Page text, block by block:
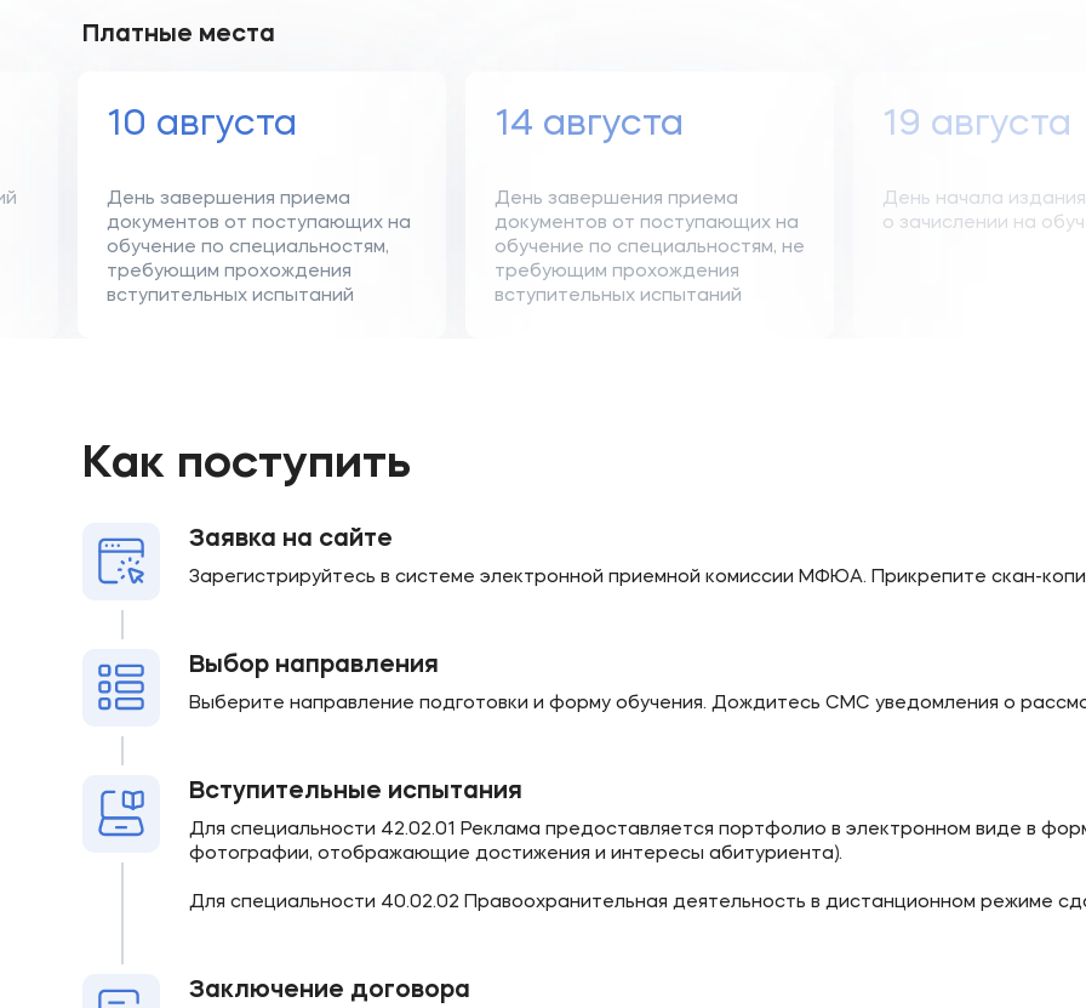
Платные места
10 августа
День завершения приема
документов от поступающих на
обучение по специальностям,
требующим прохождения
вступительных испытаний
14 августа
День завершения приема
документов от поступающих на
обучение по специальностям, не
требующим прохождения
вступительных испытаний
19 августа
День начала
о зачислении на
Как поступить
Заявка на сайте
Зарегистрируйтесь в системе электронной приемной комиссии МФЮА. Прикрепите скан-
Выбор направления
Выберите направление подготовки и форму обучения. Дождитесь СМС уведомления о
Вступительные испытания
Для специальности 42.02.01 Реклама предоставляется портфолио в электронном виде в
фотографии, отображающие достижения и интересы абитуриента).
Для специальности 40.02.02 Правоохранительная деятельность в дистанционном режиме
Заключение договора